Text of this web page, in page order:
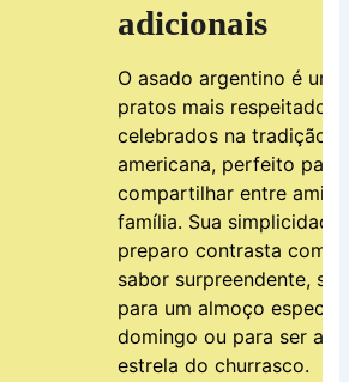
adicionais
O asado argentino é um
pratos mais respeitados
celebrados na tradição
americana, perfeito para
compartilhar entre
família. Sua simplicidade
preparo contrasta com o
sabor surpreendente,
para um almoço
domingo ou para ser a
estrela do churrasco.